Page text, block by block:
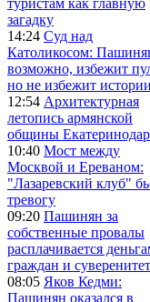
загадку
14:24 Суд над
Католикосом:
возможно, избежит
но не избежит истории
12:54 Архитектурная
летопись армянской
общины
10:40 Мост между
Москвой и Ереваном:
"Лазаревский клуб"
тревогу
09:20 Пашинян за
собственные провалы
расплачивается
граждан и
08:05 Яков Кедми:
Пашинян оказался в